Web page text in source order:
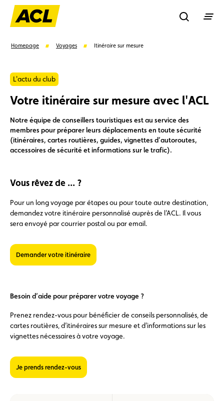
Rechercher
Carte membre Avantages Contrat de vente
Homepage Voyages Itinéraire sur mesure
L'actu du club
Votre itinéraire sur mesure avec l'ACL
Notre équipe de conseillers touristiques est au service des
membres pour préparer leurs déplacements en toute sécurité
(itinéraires, cartes routières, guides, vignettes d’autoroutes,
accessoires de sécurité et informations sur le trafic).
Vous rêvez de ... ?
Pour un long voyage par étapes ou pour toute autre destination,
demandez votre itinéraire personnalisé auprès de l’ACL. Il vous
sera envoyé par courrier postal ou par email.
Demander votre itinéraire
Besoin d’aide pour préparer votre voyage ?
Prenez rendez-vous pour bénéficier de conseils personnalisés, de
cartes routières, d’itinéraires sur mesure et d’informations sur les
vignettes nécessaires à votre voyage.
Je prends rendez-vous